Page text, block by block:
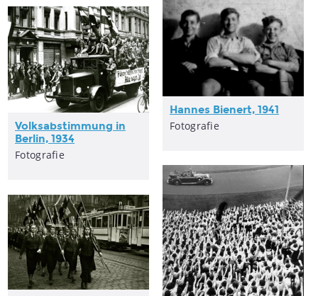
Hannes Bienert, 1941
Fotografie
Volksabstimmung in
Berlin, 1934
Fotografie